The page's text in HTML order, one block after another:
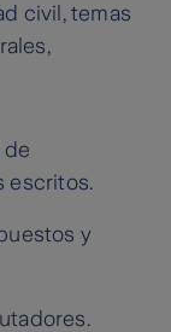
civil, temas
de
escritos.
y